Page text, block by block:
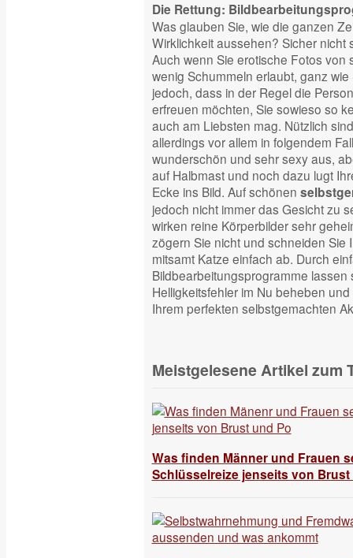
Die Rettung:
Was glauben Sie, wie die ganzen
Wirklichkeit aussehen? Sicher nicht
Auch wenn Sie erotische Fotos von
wenig Schummeln erlaubt, ganz
jedoch, dass in der Regel die
erfreuen möchten, Sie sowieso so
auch am Liebsten mag. Nützlich
allerdings vor allem in folgendem
wunderschön und sehr sexy aus,
auf Halbmast und noch dazu lugt
Ecke ins Bild. Auf schönen
jedoch nicht immer das Gesicht zu
wirken reine Körperbilder sehr
zögern Sie nicht und schneiden Sie
mitsamt Katze einfach ab. Durch
Bildbearbeitungsprogramme
Helligkeitsfehler im Nu beheben
Ihrem perfekten selbstgemachten
Meistgelesene Artikel zum
Was finden Männer und Frauen
Schlüsselreize jenseits von Brust